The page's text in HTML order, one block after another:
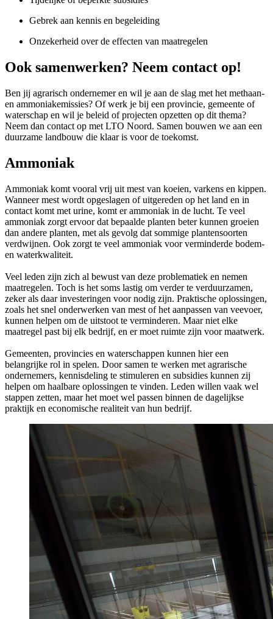
Gebrek aan kennis en begeleiding
Onzekerheid over de effecten van maatregelen
Ook samenwerken? Neem contact op!
Ben jij agrarisch ondernemer en wil je aan de slag met het methaan-
en ammoniakemissies? Of werk je bij een provincie, gemeente of
waterschap en wil je beleid of projecten opzetten op dit thema?
Neem dan contact op met LTO Noord. Samen bouwen we aan een
duurzame landbouw die klaar is voor de toekomst.
Ammoniak
Ammoniak komt vooral vrij uit mest van koeien, varkens en kippen.
Wanneer mest wordt opgeslagen of uitgereden op het land en in
contact komt met urine, komt er ammoniak in de lucht. Te veel
ammoniak zorgt ervoor dat bepaalde planten beter kunnen groeien
dan andere planten, met als gevolg dat sommige plantensoorten
verdwijnen. Ook zorgt te veel ammoniak voor verminderde bodem-
en waterkwaliteit.
Veel leden zijn zich al bewust van deze problematiek en nemen
maatregelen. Toch is het soms lastig om verder te verduurzamen,
zeker als daar investeringen voor nodig zijn. Praktische oplossingen,
zoals het snel onderwerken van mest of het aanpassen van veevoer,
kunnen helpen om de uitstoot te verminderen. Maar niet elke
maatregel past bij elk bedrijf, en er moet ruimte zijn voor maatwerk.
Gemeenten, provincies en waterschappen kunnen hier een
belangrijke rol in spelen. Door samen te werken met agrarische
ondernemers, kennisdeling te stimuleren en subsidies kunnen zij
helpen om haalbare oplossingen te vinden. Leden willen vaak wel
stappen zetten, maar het moet wel passen binnen de dagelijkse
praktijk en economische realiteit van hun bedrijf.